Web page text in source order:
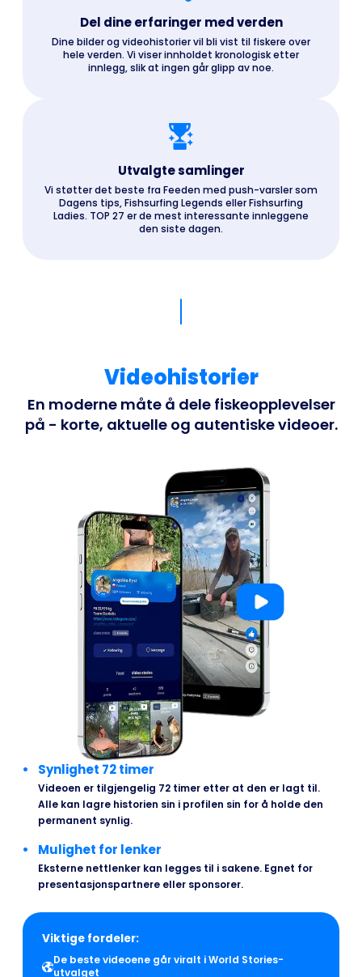
Del dine erfaringer med verden
Dine bilder og videohistorier vil bli vist til fiskere over
hele verden. Vi viser innholdet kronologisk etter
innlegg, slik at ingen går glipp av noe.
Utvalgte samlinger
Vi støtter det beste fra Feeden med push-varsler som
Dagens tips, Fishsurfing Legends eller Fishsurfing
Ladies. TOP 27 er de mest interessante innleggene
den siste dagen.
Videohistorier
En moderne måte å dele fiskeopplevelser
på - korte, aktuelle og autentiske videoer.
Synlighet 72 timer
Videoen er tilgjengelig 72 timer etter at den er lagt til.
Alle kan lagre historien sin i profilen sin for å holde den
permanent synlig.
Mulighet for lenker
Eksterne nettlenker kan legges til i sakene. Egnet for
presentasjonspartnere eller sponsorer.
Viktige fordeler:
De beste videoene går viralt i World Stories-
utvalget